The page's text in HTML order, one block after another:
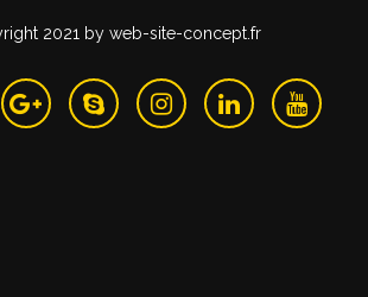
2021 by web-site-concept.fr